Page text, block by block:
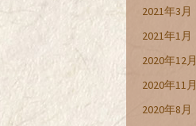
2021年3月
2021年1月
2020年12月
2020年11月
2020年8月